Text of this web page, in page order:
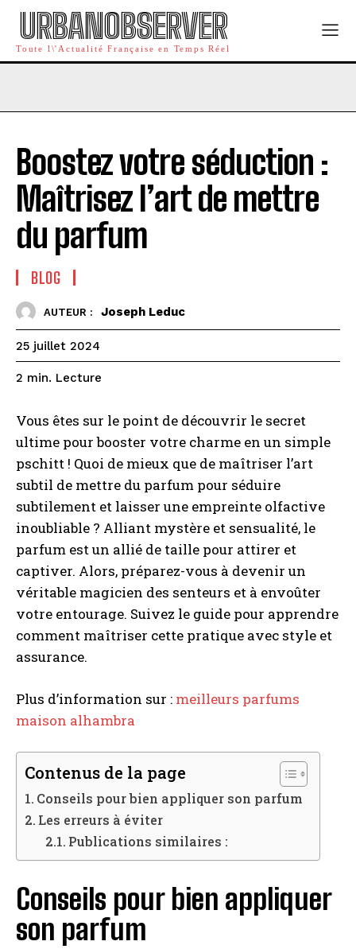
URBANOBSERVER
Toute l\'Actualité Française en Temps Réel
Boostez votre séduction :
Maîtrisez l’art de mettre
du parfum
BLOG
AUTEUR : Joseph Leduc
25 juillet 2024
2 min. Lecture
Vous êtes sur le point de découvrir le secret
ultime pour booster votre charme en un simple
pschitt ! Quoi de mieux que de maîtriser l’art
subtil de mettre du parfum pour séduire
subtilement et laisser une empreinte olfactive
inoubliable ? Alliant mystère et sensualité, le
parfum est un allié de taille pour attirer et
captiver. Alors, préparez-vous à devenir un
véritable magicien des senteurs et à envoûter
votre entourage. Suivez le guide pour apprendre
comment maîtriser cette pratique avec style et
assurance.
Plus d’information sur : meilleurs parfums
maison alhambra
Contenus de la page
Conseils pour bien appliquer son parfum
Les erreurs à éviter
Publications similaires :
Conseils pour bien appliquer
son parfum